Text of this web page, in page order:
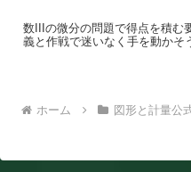
数IIIの微分の問題で得点を積む
義と作戦で迷いなく手を動かそ
ホーム 図形と計量公